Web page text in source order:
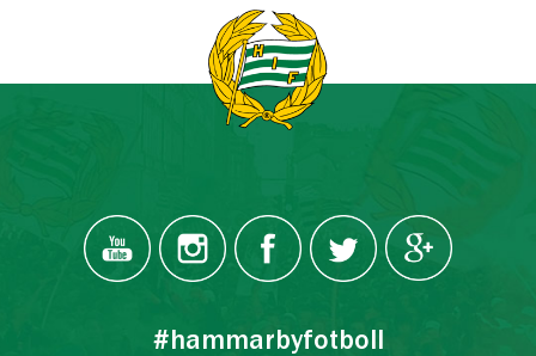
#hammarbyfotboll